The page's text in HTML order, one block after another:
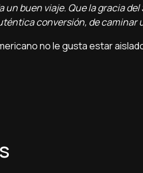
un buen viaje. Que la gracia
conversión, de caminar
no le gusta estar